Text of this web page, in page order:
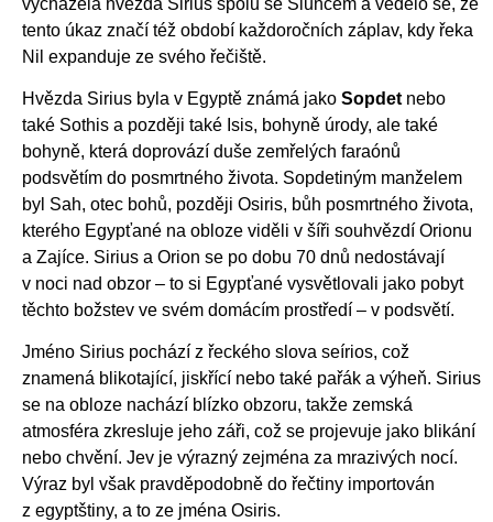
tento úkaz značí též období každoročních záplav, kdy řeka
Nil expanduje ze svého řečiště.
Hvězda Sirius byla v Egyptě známá jako Sopdet nebo
také Sothis a později také Isis, bohyně úrody, ale také
bohyně, která doprovází duše zemřelých faraónů
podsvětím do posmrtného života. Sopdetiným manželem
byl Sah, otec bohů, později Osiris, bůh posmrtného života,
kterého Egypťané na obloze viděli v šíři souhvězdí Orionu
a Zajíce. Sirius a Orion se po dobu 70 dnů nedostávají
v noci nad obzor – to si Egypťané vysvětlovali jako pobyt
těchto božstev ve svém domácím prostředí – v podsvětí.
Jméno Sirius pochází z řeckého slova seírios, což
znamená blikotající, jiskřící nebo také pařák a výheň. Sirius
se na obloze nachází blízko obzoru, takže zemská
atmosféra zkresluje jeho záři, což se projevuje jako blikání
nebo chvění. Jev je výrazný zejména za mrazivých nocí.
Výraz byl však pravděpodobně do řečtiny importován
z egyptštiny, a to ze jména Osiris.